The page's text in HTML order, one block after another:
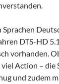
DTS-HD
vorhanden.
Action – die
und zudem